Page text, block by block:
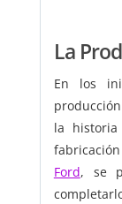
La
En los
la
Ford, se